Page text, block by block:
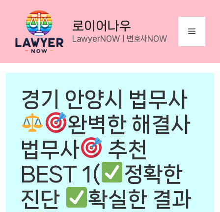
content
로이어나우
LawyerNOWㅣ변호사NOW
Menu
경기 안양시 법무사
완벽한 해결사
법무사
추천
BEST 1(
정확한
진단
확실한 결과